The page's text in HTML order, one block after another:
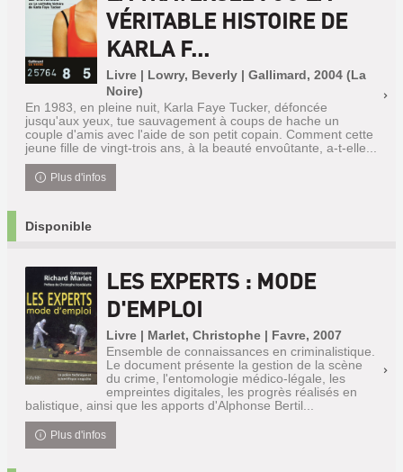
VÉRITABLE HISTOIRE DE
KARLA F...
Livre | Lowry, Beverly | Gallimard, 2004 (La
Noire)
En 1983, en pleine nuit, Karla Faye Tucker, défoncée
jusqu'aux yeux, tue sauvagement à coups de hache un
couple d'amis avec l'aide de son petit copain. Comment cette
jeune fille de vingt-trois ans, à la beauté envoûtante, a-t-elle...
Plus d'infos
Disponible
LES EXPERTS : MODE
D'EMPLOI
Livre | Marlet, Christophe | Favre, 2007
Ensemble de connaissances en criminalistique.
Le document présente la gestion de la scène
du crime, l'entomologie médico-légale, les
empreintes digitales, les progrès réalisés en
balistique, ainsi que les apports d'Alphonse Bertil...
Plus d'infos